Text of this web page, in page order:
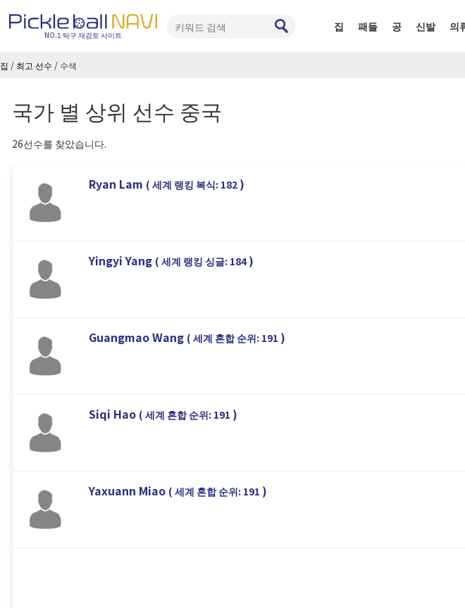
NO.1 탁구 재검토 사이트
집 패들 공 신발 의
집 / 최고 선수 / 수색
국가 별 상위 선수 중국
26선수를 찾았습니다.
Ryan Lam ( 세계 랭킹 복식: 182 )
Yingyi Yang ( 세계 랭킹 싱글: 184)
Guangmao Wang ( 세계 혼합 순위: 191 )
Siqi Hao ( 세계 혼합 순위: 191 )
Yaxuann Miao ( 세계 혼합 순위: 191 )